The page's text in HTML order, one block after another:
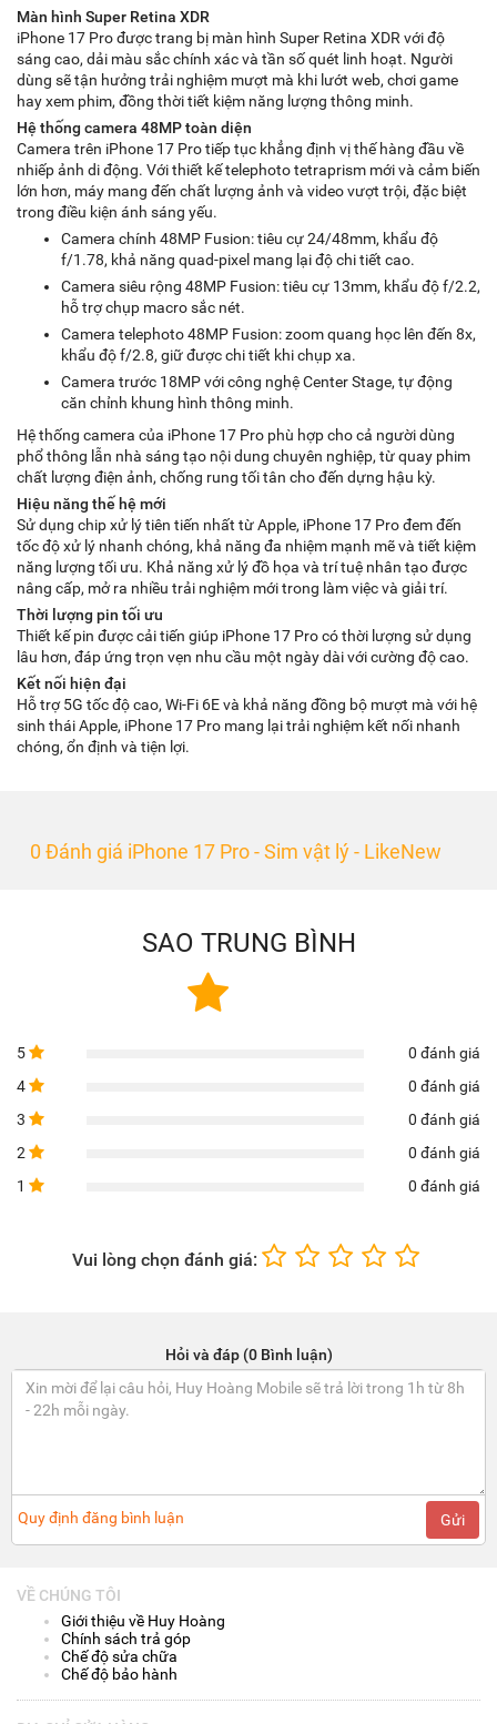
Màn hình Super Retina XDR
iPhone 17 Pro được trang bị màn hình Super Retina XDR với độ
sáng cao, dải màu sắc chính xác và tần số quét linh hoạt. Người
dùng sẽ tận hưởng trải nghiệm mượt mà khi lướt web, chơi game
hay xem phim, đồng thời tiết kiệm năng lượng thông minh.
Hệ thống camera 48MP toàn diện
Camera trên iPhone 17 Pro tiếp tục khẳng định vị thế hàng đầu về
nhiếp ảnh di động. Với thiết kế telephoto tetraprism mới và cảm biến
lớn hơn, máy mang đến chất lượng ảnh và video vượt trội, đặc biệt
trong điều kiện ánh sáng yếu.
Camera chính 48MP Fusion: tiêu cự 24/48mm, khẩu độ
f/1.78, khả năng quad-pixel mang lại độ chi tiết cao.
Camera siêu rộng 48MP Fusion: tiêu cự 13mm, khẩu độ f/2.2,
hỗ trợ chụp macro sắc nét.
Camera telephoto 48MP Fusion: zoom quang học lên đến 8x,
khẩu độ f/2.8, giữ được chi tiết khi chụp xa.
Camera trước 18MP với công nghệ Center Stage, tự động
căn chỉnh khung hình thông minh.
Hệ thống camera của iPhone 17 Pro phù hợp cho cả người dùng
phổ thông lẫn nhà sáng tạo nội dung chuyên nghiệp, từ quay phim
chất lượng điện ảnh, chống rung tối tân cho đến dựng hậu kỳ.
Hiệu năng thế hệ mới
Sử dụng chip xử lý tiên tiến nhất từ Apple, iPhone 17 Pro đem đến
tốc độ xử lý nhanh chóng, khả năng đa nhiệm mạnh mẽ và tiết kiệm
năng lượng tối ưu. Khả năng xử lý đồ họa và trí tuệ nhân tạo được
nâng cấp, mở ra nhiều trải nghiệm mới trong làm việc và giải trí.
Thời lượng pin tối ưu
Thiết kế pin được cải tiến giúp iPhone 17 Pro có thời lượng sử dụng
lâu hơn, đáp ứng trọn vẹn nhu cầu một ngày dài với cường độ cao.
Kết nối hiện đại
Hỗ trợ 5G tốc độ cao, Wi-Fi 6E và khả năng đồng bộ mượt mà với hệ
sinh thái Apple, iPhone 17 Pro mang lại trải nghiệm kết nối nhanh
chóng, ổn định và tiện lợi.
0 Đánh giá iPhone 17 Pro - Sim vật lý - LikeNew
SAO TRUNG BÌNH
5
0 đánh giá
4
0 đánh giá
3
0 đánh giá
2
0 đánh giá
1
0 đánh giá
Vui lòng chọn đánh giá:
Hỏi và đáp (0 Bình luận)
Quy định đăng bình luận Gửi
VỀ CHÚNG TÔI
Giới thiệu về Huy Hoàng
Chính sách trả góp
Chế độ sửa chữa
Chế độ bảo hành